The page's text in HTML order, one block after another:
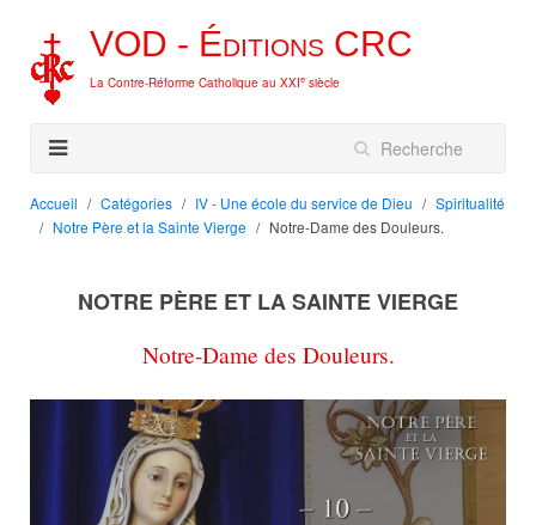
VOD - Éditions CRC
La Contre-Réforme Catholique au XXIe siècle
Accueil Catégories IV - Une école du service de Dieu
Spiritualité
Notre Père et la Sainte Vierge
Notre-Dame des Douleurs.
NOTRE PÈRE ET LA SAINTE VIERGE
Notre-Dame des Douleurs.